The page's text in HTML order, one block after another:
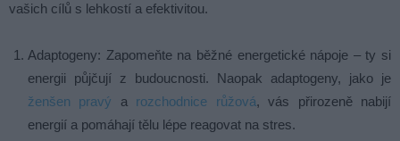
vašich cílů s lehkostí a efektivitou.
Adaptogeny: Zapomeňte na běžné energetické nápoje – ty si
energii půjčují z budoucnosti. Naopak adaptogeny, jako je
ženšen pravý a rozchodnice růžová, vás přirozeně nabijí
energií a pomáhají tělu lépe reagovat na stres.